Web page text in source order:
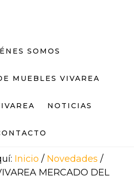
SOMOS
MUEBLES VIVAREA
NOTICIAS
Inicio / Novedades /
MERCADO DEL